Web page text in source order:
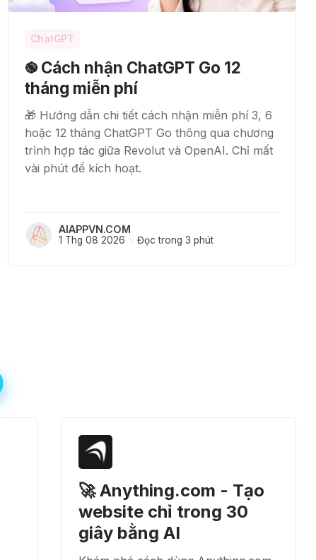
ChatGPT
֎ Cách nhận ChatGPT Go 12
tháng miễn phí
🎁 Hướng dẫn chi tiết cách nhận miễn phí 3, 6
hoặc 12 tháng ChatGPT Go thông qua chương
trình hợp tác giữa Revolut và OpenAI. Chỉ mất
vài phút để kích hoạt.
AIAPPVN.COM
1 Thg 08 2026 Đọc trong 3 phút
🚀 Anything.com - Tạo
website chỉ trong 30
giây bằng AI